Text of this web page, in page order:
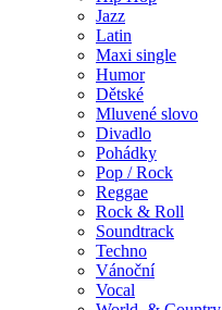
Jazz
Latin
Maxi single
Humor
Dětské
Mluvené slovo
Divadlo
Pohádky
Pop / Rock
Reggae
Rock & Roll
Soundtrack
Techno
Vánoční
Vocal